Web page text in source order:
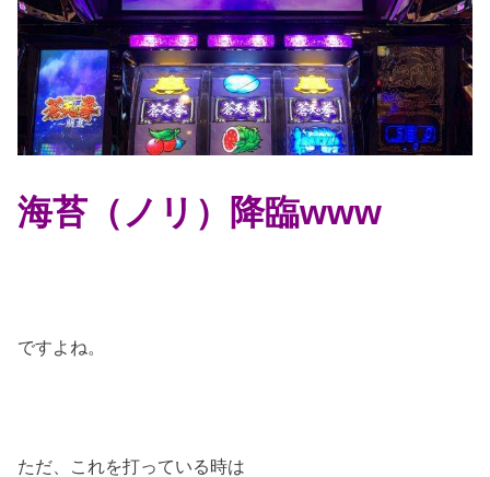
海苔（ノリ）降臨www
ですよね。
ただ、これを打っている時は